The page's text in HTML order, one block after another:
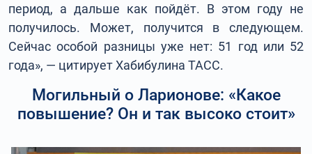
период, а дальше как пойдёт. В этом году не
получилось. Может, получится в следующем.
Сейчас особой разницы уже нет: 51 год или 52
года», — цитирует Хабибулина ТАСС.
Могильный о Ларионове: «Какое
повышение? Он и так высоко стоит»